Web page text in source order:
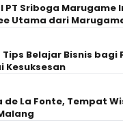
PT Sriboga Marugame
Utama dari
Tips Belajar Bisnis bagi
Kesuksesan
de La Fonte, Tempat